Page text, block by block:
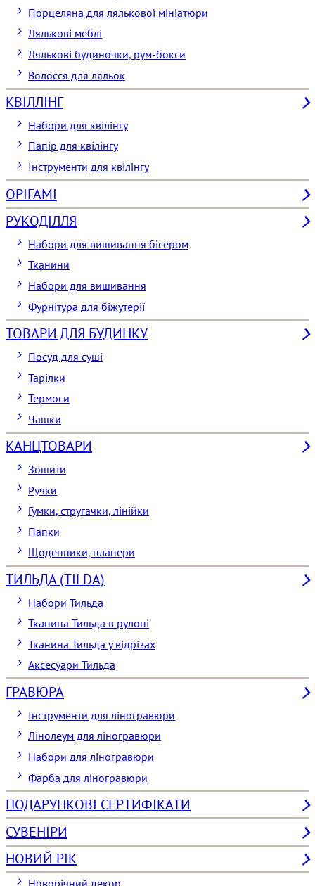
Порцеляна для лялькової мініатюри
Лялькові меблі
Лялькові будиночки, рум-бокси
Волосся для ляльок
КВІЛЛІНГ
Набори для квілінгу
Папір для квілінгу
Інструменти для квілінгу
ОРІГАМІ
РУКОДІЛЛЯ
Набори для вишивання бісером
Тканини
Набори для вишивання
Фурнітура для біжутерії
ТОВАРИ ДЛЯ БУДИНКУ
Посуд для суші
Тарілки
Термоси
Чашки
КАНЦТОВАРИ
Зошити
Ручки
Гумки, стругачки, лінійки
Папки
Щоденники, планери
ТИЛЬДА (TILDA)
Набори Тильда
Тканина Тильда в рулоні
Тканина Тильда у відрізах
Аксесуари Тильда
ГРАВЮРА
Інструменти для ліногравюри
Лінолеум для ліногравюри
Набори для ліногравюри
Фарба для ліногравюри
ПОДАРУНКОВІ СЕРТИФІКАТИ
СУВЕНІРИ
НОВИЙ РІК